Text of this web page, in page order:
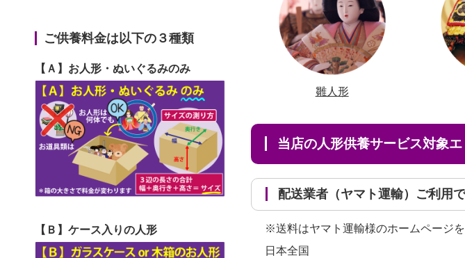
雛人形
当店の人形供養サービス対象
配送業者（ヤマト運輸）ご利用
※送料はヤマト運輸様のホームページを
日本全国
ま引き取ってくださるのが助
か...
2026/06/28子どもの頃、妹と
一緒にお雛様を出しました。
いただけると思ったので、お
願...
しても良いですか？
第73回人形供養祭
第72回人形供養祭
令和6年9月9日(月)
第71回人形供養祭
令和6年8月1日(木)
第70回人形供養祭
第69回人形供養祭
ご供養料金は以下の３種類
【Ａ】お人形・ぬいぐるみのみ
【Ｂ】ケース入りの人形